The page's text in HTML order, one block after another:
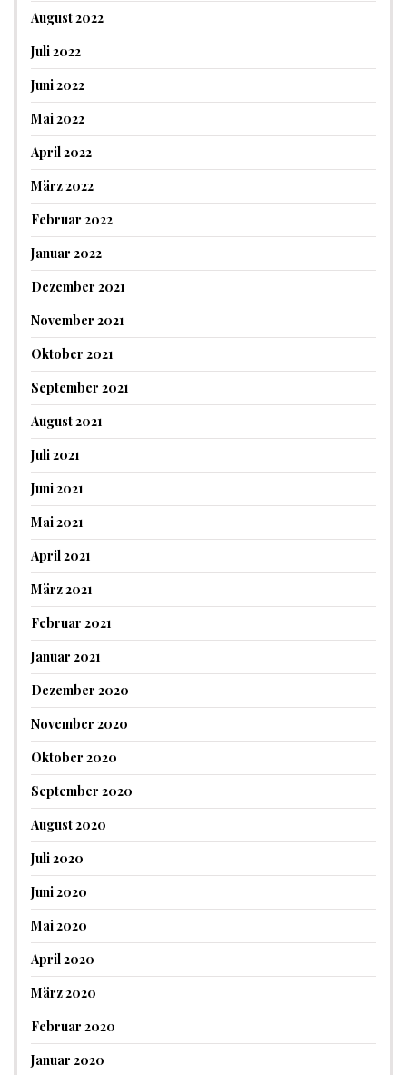
August 2022
Juli 2022
Juni 2022
Mai 2022
April 2022
März 2022
Februar 2022
Januar 2022
Dezember 2021
November 2021
Oktober 2021
September 2021
August 2021
Juli 2021
Juni 2021
Mai 2021
April 2021
März 2021
Februar 2021
Januar 2021
Dezember 2020
November 2020
Oktober 2020
September 2020
August 2020
Juli 2020
Juni 2020
Mai 2020
April 2020
März 2020
Februar 2020
Januar 2020